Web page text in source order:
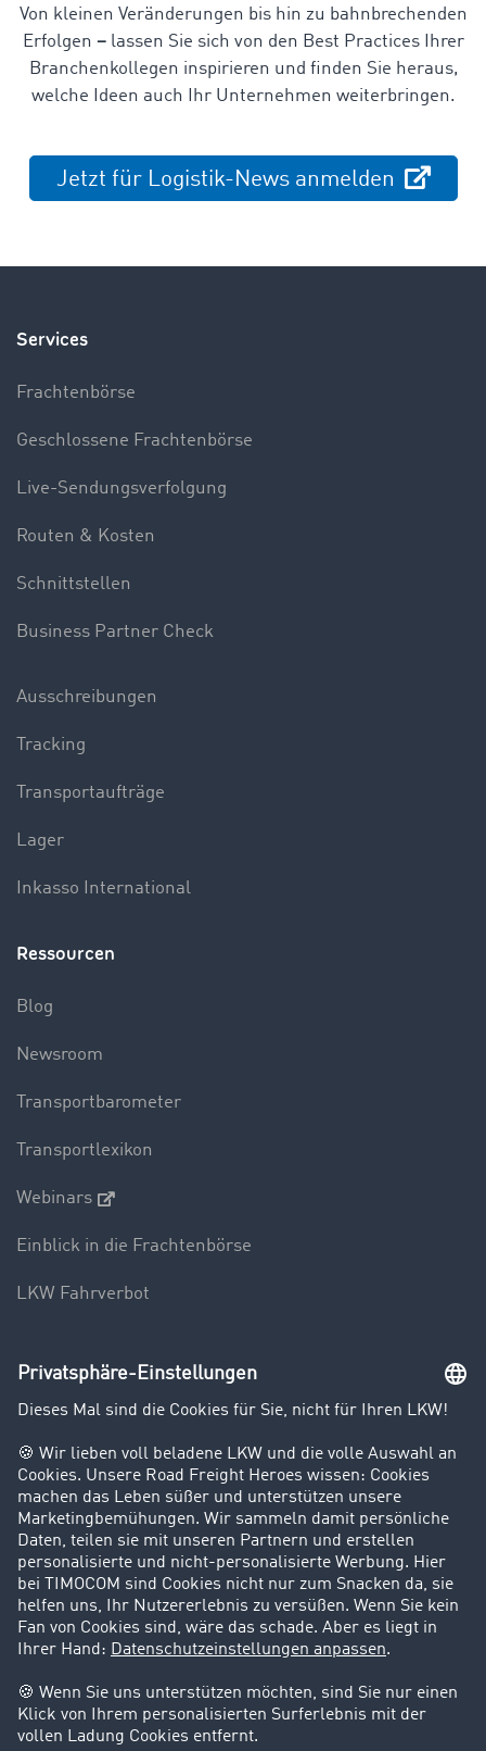
Von kleinen Veränderungen bis hin zu bahnbrechenden
Erfolgen –lassen Sie sich von den Best Practices Ihrer
Branchenkollegen inspirieren und finden Sie heraus,
welche Ideen auch Ihr Unternehmen weiterbringen.
Jetzt für Logistik-News anmelden
Services
Frachtenbörse
Geschlossene Frachtenbörse
Live-Sendungsverfolgung
Routen & Kosten
Schnittstellen
Business Partner Check
Ausschreibungen
Tracking
Transportaufträge
Lager
Inkasso International
Ressourcen
Blog
Newsroom
Transportbarometer
Transportlexikon
Webinars
Einblick in die Frachtenbörse
LKW Fahrverbot
Unternehmen
Kunden werben Kunden
Success Stories
Karriere
Support
Kontakt
Rechtliches
Impressum